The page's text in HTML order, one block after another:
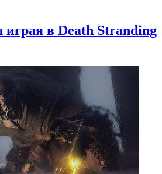
играя в Death Stranding